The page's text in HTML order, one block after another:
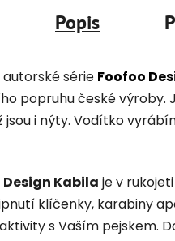
Popis
autorské série Foofoo
popruhu české
jsou i nýty. Vodítko
Kabila je v
klíčenky, karabiny
s Vaším pejskem.